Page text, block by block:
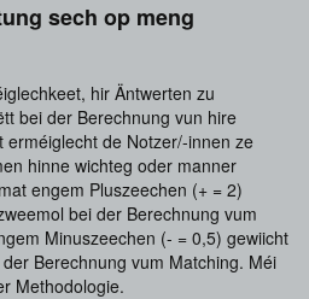
sech op meng
hir Äntwerten zu
bei der Berechnung vun hire
erméiglecht de Notzer/-innen ze
hinne wichteg oder manner
engem Pluszeechen (+ = 2)
bei der Berechnung vum
Minuszeechen (- = 0,5) gewiicht
Berechnung vum Matching. Méi
Methodologie.